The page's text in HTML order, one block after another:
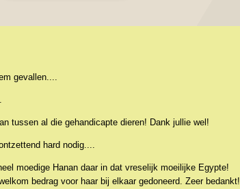
gevallen....
tussen al die gehandicapte dieren! Dank jullie wel!
hard nodig....
moedige Hanan daar in dat vreselijk moeilijke Egypte!
bedrag voor haar bij elkaar gedoneerd. Zeer bedankt!